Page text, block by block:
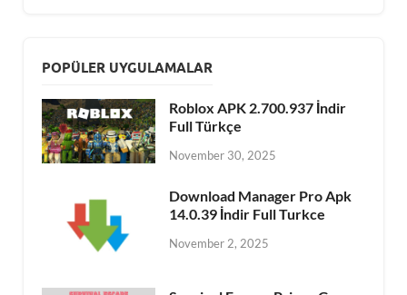
POPÜLER UYGULAMALAR
Roblox APK 2.700.937 İndir
Full Türkçe
November 30, 2025
Download Manager Pro Apk
14.0.39 İndir Full Turkce
November 2, 2025